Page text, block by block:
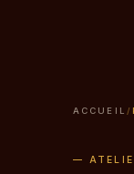
ACCUEIL /
—